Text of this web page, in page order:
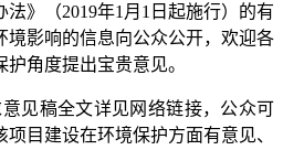
法》（2019年1月1日起施行）的有
境影响的信息向公众公开，欢迎各
角度提出宝贵意见。
稿全文详见网络链接，公众可
目建设在环境保护方面有意见、